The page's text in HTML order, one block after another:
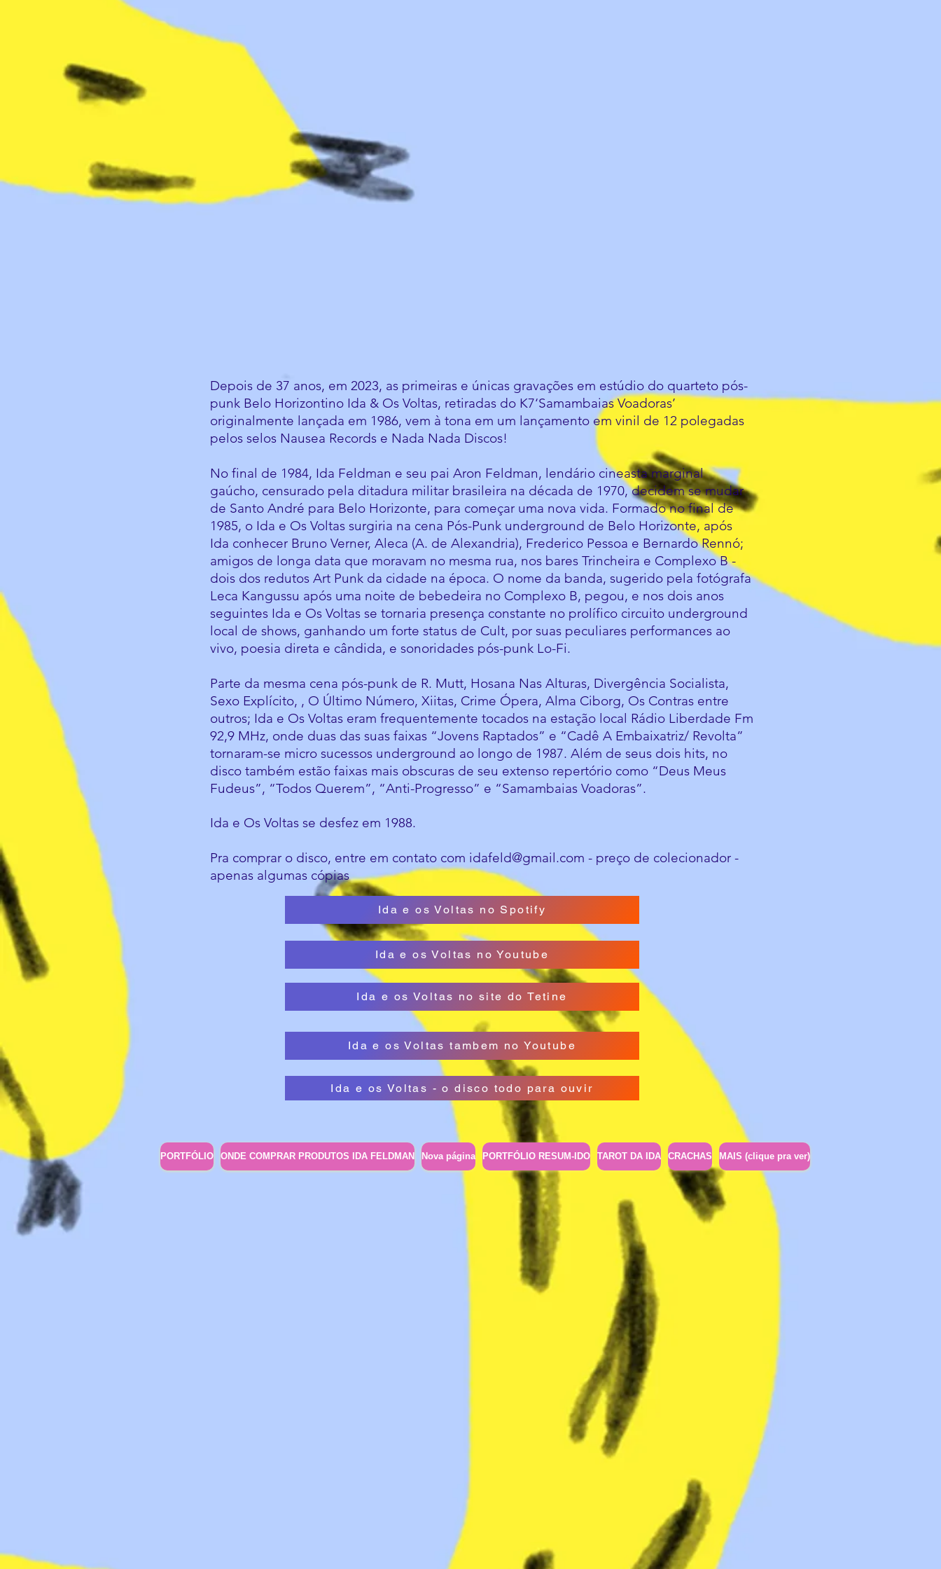
Depois de 37 anos, em 2023, as primeiras e únicas gravações em estúdio do quarteto pós-
punk Belo Horizontino Ida & Os Voltas, retiradas do K7‘Samambaias Voadoras’
originalmente lançada em 1986, vem à tona em um lançamento em vinil de 12 polegadas
pelos selos Nausea Records e Nada Nada Discos!
No final de 1984, Ida Feldman e seu pai Aron Feldman, lendário cineasta marginal
gaúcho, censurado pela ditadura militar brasileira na década de 1970, decidem se mudar
de Santo André para Belo Horizonte, para começar uma nova vida. Formado no final de
1985, o Ida e Os Voltas surgiria na cena Pós-Punk underground de Belo Horizonte, após
Ida conhecer Bruno Verner, Aleca (A. de Alexandria), Frederico Pessoa e Bernardo Rennó;
amigos de longa data que moravam no mesma rua, nos bares Trincheira e Complexo B -
dois dos redutos Art Punk da cidade na época. O nome da banda, sugerido pela fotógrafa
Leca Kangussu após uma noite de bebedeira no Complexo B, pegou, e nos dois anos
seguintes Ida e Os Voltas se tornaria presença constante no prolífico circuito underground
local de shows, ganhando um forte status de Cult, por suas peculiares performances ao
vivo, poesia direta e cândida, e sonoridades pós-punk Lo-Fi.
Parte da mesma cena pós-punk de R. Mutt, Hosana Nas Alturas, Divergência Socialista,
Sexo Explícito, , O Último Número, Xiitas, Crime Ópera, Alma Ciborg, Os Contras entre
outros; Ida e Os Voltas eram frequentemente tocados na estação local Rádio Liberdade Fm
92,9 MHz, onde duas das suas faixas “Jovens Raptados” e “Cadê A Embaixatriz/ Revolta”
tornaram-se micro sucessos underground ao longo de 1987. Além de seus dois hits, no
disco também estão faixas mais obscuras de seu extenso repertório como “Deus Meus
Fudeus”, “Todos Querem”, “Anti-Progresso” e “Samambaias Voadoras”.
Ida e Os Voltas se desfez em 1988.
Pra comprar o disco, entre em contato com idafeld@gmail.com - preço de colecionador -
apenas algumas cópias
Ida e os Voltas no Spotify
Ida e os Voltas no Youtube
Ida e os Voltas no site do Tetine
Ida e os Voltas tambem no Youtube
Ida e os Voltas - o disco todo para ouvir
PORTFÓLIO ONDE COMPRAR PRODUTOS IDA FELDMAN Nova página PORTFÓLIO RESUM-IDO TAROT DA IDA CRACHAS MAIS (clique pra ver)